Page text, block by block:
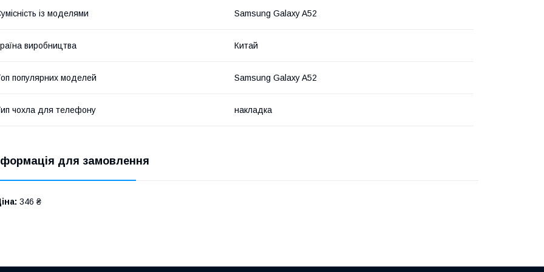
із моделями Samsung Galaxy A52
виробництва Китай
популярних моделей Samsung Galaxy A52
чохла для телефону накладка
для замовлення
346 ₴